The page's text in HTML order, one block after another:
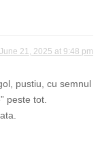
June 21, 2025 at 9:48 pm
pustiu, cu semnul
peste tot.